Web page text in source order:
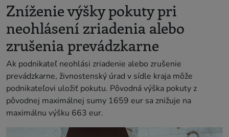
Zníženie výšky pokuty pri
neohlásení zriadenia alebo
zrušenia prevádzkarne
Ak podnikateľ neohlási zriadenie alebo zrušenie
prevádzkarne, živnostenský úrad v sídle kraja môže
podnikateľovi uložiť pokutu. Pôvodná výška pokuty z
pôvodnej maximálnej sumy 1659 eur sa znižuje na
maximálnu výšku 663 eur.